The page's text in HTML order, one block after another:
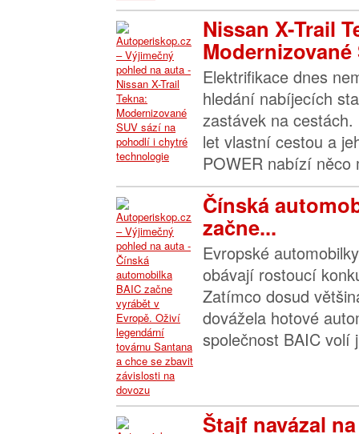
Nissan X-Trail
Modernizované
Elektrifikace dnes
hledání nabíjecích
zastávek na
let vlastní cestou a
POWER nabízí něco
Čínská
začne...
Evropské
obávají rostoucí
Zatímco dosud
dovážela hotové
společnost BAIC volí
Štajf navázal